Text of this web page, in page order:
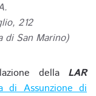
212
di San Marino)
della LAR
di Assunzione di